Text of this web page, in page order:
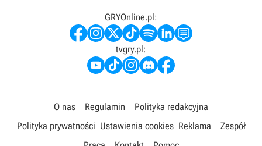
GRYOnline.pl:
tvgry.pl:
O nas Regulamin
Polityka redakcyjna
Polityka prywatności Ustawienia cookies Reklama
Zespół